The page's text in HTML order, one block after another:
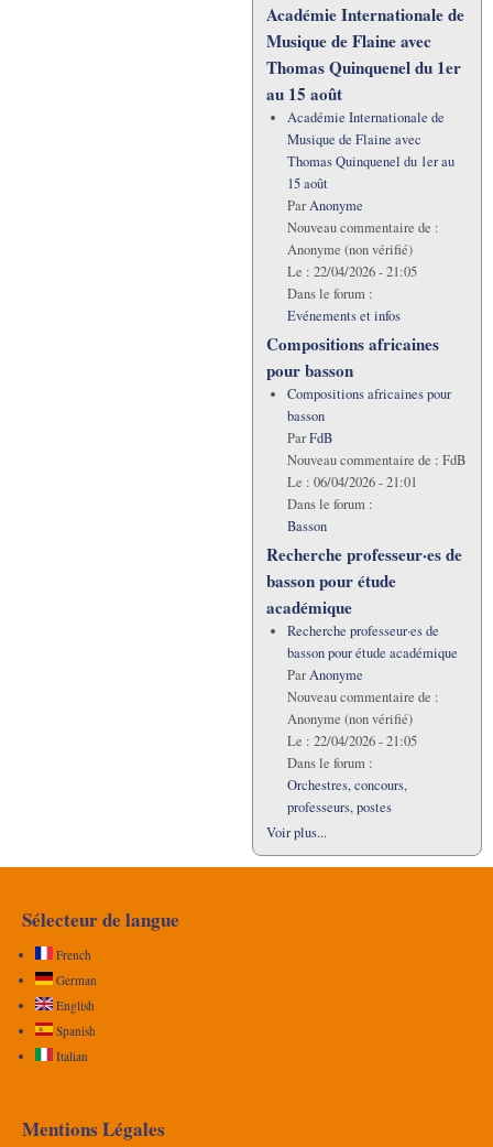
Académie Internationale de
Musique de Flaine avec
Thomas Quinquenel du 1er
au 15 août
Académie Internationale de
Musique de Flaine avec
Thomas Quinquenel du 1er au
15 août
ParAnonyme
Nouveau commentaire de :
Anonyme (non vérifié)
Le : 22/04/2026 - 21:05
Dans le forum :
Evénements et infos
Compositions africaines
pour basson
Compositions africaines pour
basson
ParFdB
Nouveau commentaire de : FdB
Le : 06/04/2026 - 21:01
Dans le forum :
Basson
Recherche professeur·es de
basson pour étude
académique
Recherche professeur·es de
basson pour étude académique
ParAnonyme
Nouveau commentaire de :
Anonyme (non vérifié)
Le : 22/04/2026 - 21:05
Dans le forum :
Orchestres, concours,
professeurs, postes
Voir plus...
Sélecteur de langue
French
German
English
Spanish
Italian
Mentions Légales